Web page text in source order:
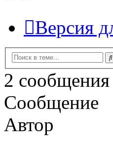
Версия
2 сообщения
Сообщение
Автор